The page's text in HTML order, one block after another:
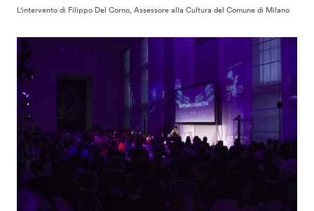
L'intervento di Filippo Del Corno, Assessore alla Cultura del Comune di Milano